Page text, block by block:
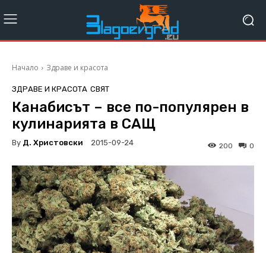
Начало Здраве и красота
ЗДРАВЕ И КРАСОТА СВЯТ
Канабисът – все по-популярен в
кулинарията в САЩ
By Д. Христовски 2015-09-24 0
200